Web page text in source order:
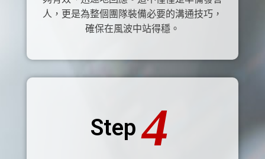
人，更是為整個團隊裝備必要的溝通技巧，
確保在風波中站得穩。
Step 4